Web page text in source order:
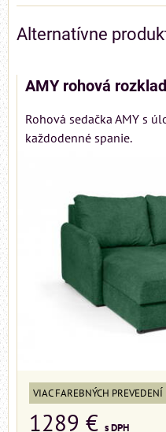
Alternatívne
AMY rohová
Rohová sedačka AMY s
každodenné spanie.
VIAC FAREBNÝCH PREVEDENÍ
1289 € s DPH